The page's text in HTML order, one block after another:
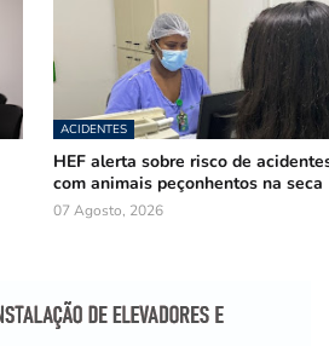
ACIDENTES
HEF alerta sobre risco de
com animais peçonhentos na seca
07 Agosto, 2026